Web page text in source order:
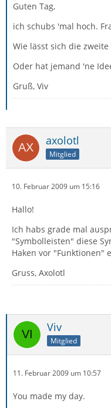
Guten Tag,
ich schubs 'mal hoch.
Wie lässt sich die
Oder hat jemand 'ne
Gruß, Viv
axolotl
Mitglied
10. Februar 2009 um 15:16
Hallo!
Ich habs grade mal
"Symbolleisten" diese
Haken vor "Funktionen"
Gruss, Axolotl
Viv
Mitglied
11. Februar 2009 um 10:57
You made my day.